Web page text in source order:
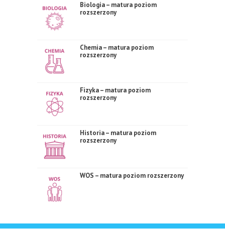
Biologia – matura poziom
rozszerzony
Chemia – matura poziom
rozszerzony
Fizyka – matura poziom
rozszerzony
Historia – matura poziom
rozszerzony
WOS – matura poziom rozszerzony